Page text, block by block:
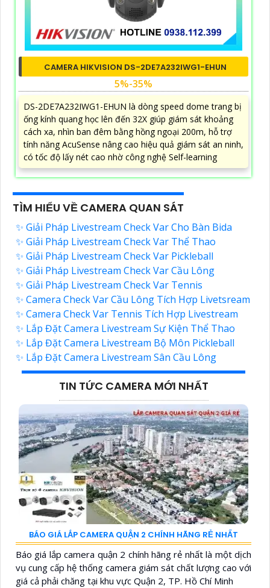
CAMERA HIKVISION DS-2DE7A232IWG1-EHUN
5%-35%
DS-2DE7A232IWG1-EHUN là dòng speed dome trang bị
ống kính quang học lên đến 32X giúp giám sát khoảng
cách xa, nhìn ban đêm bằng hồng ngoại 200m, hỗ trợ
tính năng AcuSense nâng cao hiệu quả giám sát an ninh,
có tốc độ lấy nét cao nhờ công nghệ Self-learning
TÌM HIỂU VỀ CAMERA QUAN SÁT
✨ Giải Pháp Livestream Check Var Cho Bàn Bida
✨ Giải Pháp Livestream Check Var Thể Thao
✨ Giải Pháp Livestream Check Var Pickleball
✨ Giải Pháp Livestream Check Var Cầu Lông
✨ Giải Pháp Livestream Check Var Tennis
✨ Camera Check Var Cầu Lông Tích Hợp Livetsream
✨ Camera Check Var Tennis Tích Hợp Livestream
✨ Lắp Đặt Camera Livestream Sự Kiện Thể Thao
✨ Lắp Đặt Camera Livestream Bộ Môn Pickleball
✨ Lắp Đặt Camera Livestream Sân Cầu Lông
TIN TỨC CAMERA MỚI NHẤT
BÁO GIÁ LẮP CAMERA QUẬN 2 CHÍNH HÃNG RẺ NHẤT
Báo giá lắp camera quận 2 chính hãng rẻ nhất là một dịch
vụ cung cấp hệ thống camera giám sát chất lượng cao với
giá cả phải chăng tại khu vực Quận 2, TP. Hồ Chí Minh